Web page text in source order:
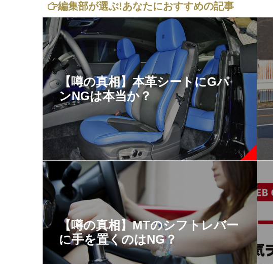
編集部が選ぶ!あなたにおすすめの記事
【噂の真相】本革シートにGパ
ンNGは本当か？
【噂の真相】MTのシフトレバー
に手を置くのはNG？